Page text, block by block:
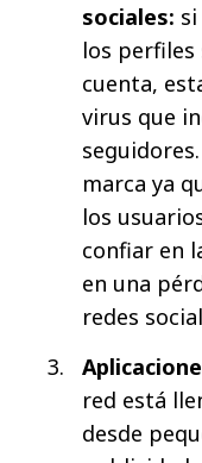
sociales:
los perfiles
cuenta,
virus que
marca ya
los
confiar en
en una
redes
red está
desde